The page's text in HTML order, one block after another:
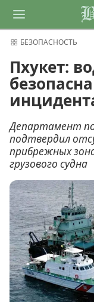
БЕЗОПАСНОСТЬ
Пхукет:
Департамент
подтвердил
прибрежных
грузового судна